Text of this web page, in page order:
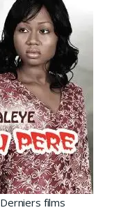
Derniers films